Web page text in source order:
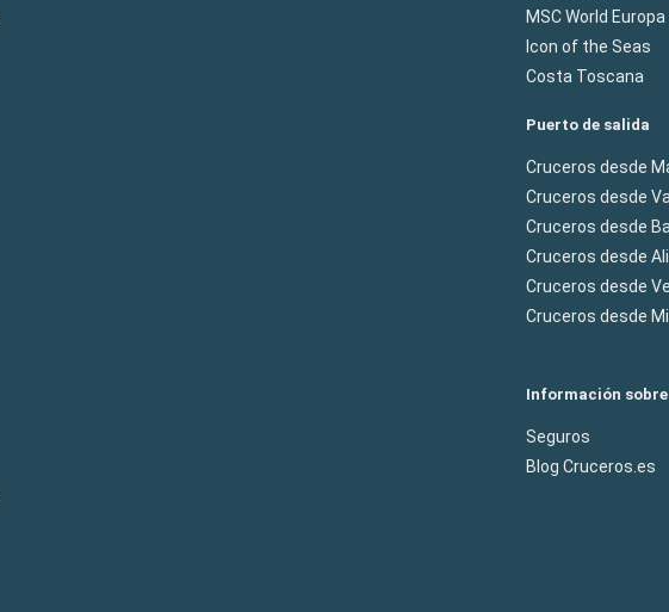
MSC World Europa
Icon of the Seas
Costa Toscana
Puerto de salida
Cruceros desde
Cruceros desde
Cruceros desde
Cruceros desde
Cruceros desde
Cruceros desde
Información
Seguros
Blog Cruceros.es